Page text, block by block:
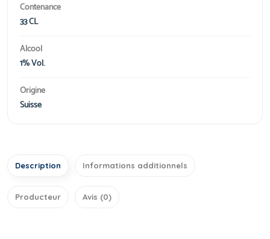
Contenance
33 CL
Alcool
1% Vol.
Origine
Suisse
Description Informations additionnels
Producteur Avis (0)